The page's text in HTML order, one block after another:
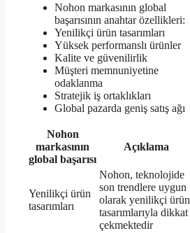
Nohon markasının global
başarısının anahtar özellikleri:
Yenilikçi ürün tasarımları
Yüksek performanslı ürünler
Kalite ve güvenilirlik
Müşteri memnuniyetine
odaklanma
Stratejik iş ortaklıkları
Global pazarda geniş satış ağı
Nohon
markasının
global başarısı
Açıklama
Yenilikçi ürün
tasarımları
Nohon, teknolojide
son trendlere uygun
olarak yenilikçi ürün
tasarımlarıyla dikkat
çekmektedir